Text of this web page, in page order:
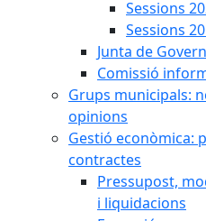
Sessions
Sessions
Junta de
Comissió
Grups municipals:
opinions
Gestió econòmica:
contractes
Pressupost,
i liquidacions